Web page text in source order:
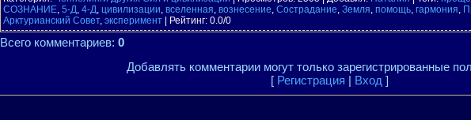
СОЗНАНИЕ, 5-Д, 4-Д, цивилизации, вселенная, вознесение, Сострадание, Земля, помощь, гармония,
Арктурианский Совет, эксперимент Рейтинг: 0.0/0
Всего комментариев: 0
Добавлять комментарии могут только зарегистрированные
[ Регистрация | Вход ]